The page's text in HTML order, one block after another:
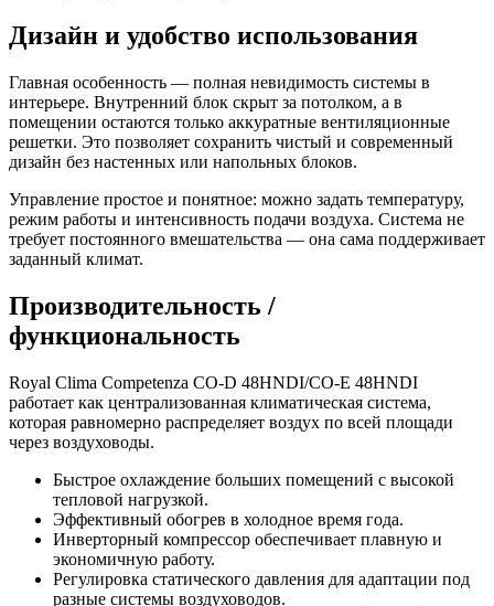
Дизайн и удобство использования
Главная особенность — полная невидимость системы в
интерьере. Внутренний блок скрыт за потолком, а в
помещении остаются только аккуратные вентиляционные
решетки. Это позволяет сохранить чистый и современный
дизайн без настенных или напольных блоков.
Управление простое и понятное: можно задать температуру,
режим работы и интенсивность подачи воздуха. Система не
требует постоянного вмешательства — она сама поддерживает
заданный климат.
Производительность /
функциональность
Royal Clima Competenza CO-D 48HNDI/CO-E 48HNDI
работает как централизованная климатическая система,
которая равномерно распределяет воздух по всей площади
через воздуховоды.
Быстрое охлаждение больших помещений с высокой
тепловой нагрузкой.
Эффективный обогрев в холодное время года.
Инверторный компрессор обеспечивает плавную и
экономичную работу.
Регулировка статического давления для адаптации под
разные системы воздуховодов.